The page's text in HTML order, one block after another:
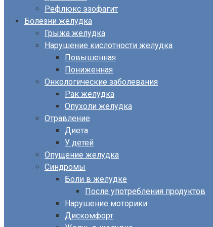
Рефлюкс эзофагит
Болезни желудка
Грыжа желудка
Нарушение кислотности желудка
Повышенная
Пониженная
Онкологические заболевания
Рак желудка
Опухоли желудка
Отравление
Диета
У детей
Опущение желудка
Синдромы
Боли в желудке
После употребления продуктов
Нарушение моторики
Дискомфорт